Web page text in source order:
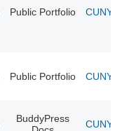
Public Portfolio CUNY
Public Portfolio CUNY
BuddyPress
CUNY